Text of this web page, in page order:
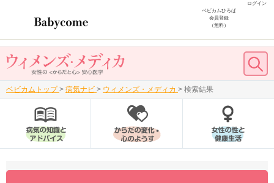
ログイン
ベビカムひろば
会員登録
（無料）
ベビカムトップ > 病気ナビ > ウィメンズ・メディカ > 検索結果